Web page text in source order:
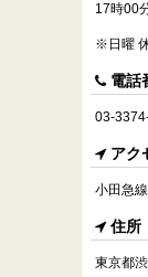
17時00
※日曜
電話
03-
アク
小田急
住所
東京都